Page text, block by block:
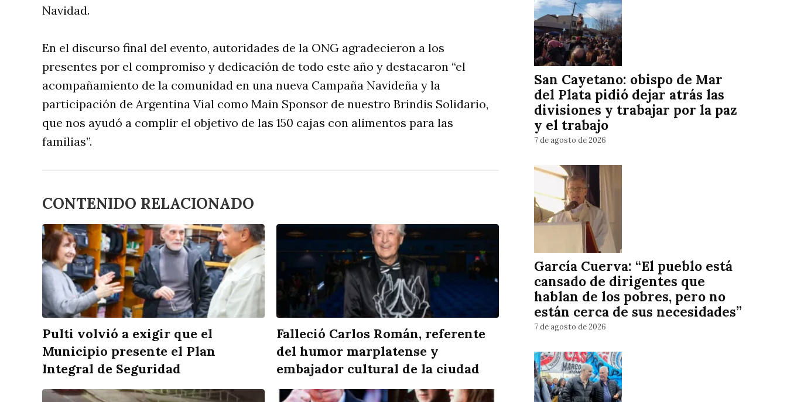
Navidad.
En el discurso final del evento, autoridades de la ONG agradecieron a los
presentes por el compromiso y dedicación de todo este año y destacaron “el
acompañamiento de la comunidad en una nueva Campaña Navideña y la
participación de Argentina Vial como Main Sponsor de nuestro Brindis Solidario,
que nos ayudó a complir el objetivo de las 150 cajas con alimentos para las
familias”.
CONTENIDO RELACIONADO
Pulti volvió a exigir que el
Municipio presente el Plan
Integral de Seguridad
Falleció Carlos Román, referente
del humor marplatense y
embajador cultural de la ciudad
San Cayetano: obispo de Mar
del Plata pidió dejar atrás las
divisiones y trabajar por la paz
y el trabajo
7 de agosto de 2026
García Cuerva: “El pueblo está
cansado de dirigentes que
hablan de los pobres, pero no
están cerca de sus necesidades”
7 de agosto de 2026